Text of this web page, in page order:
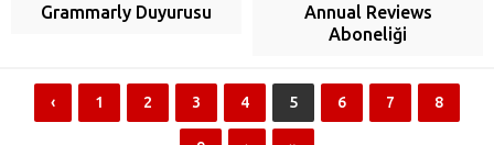
Grammarly Duyurusu
Annual Reviews
Aboneliği
‹ 1 2 3 4 5 6 7 8